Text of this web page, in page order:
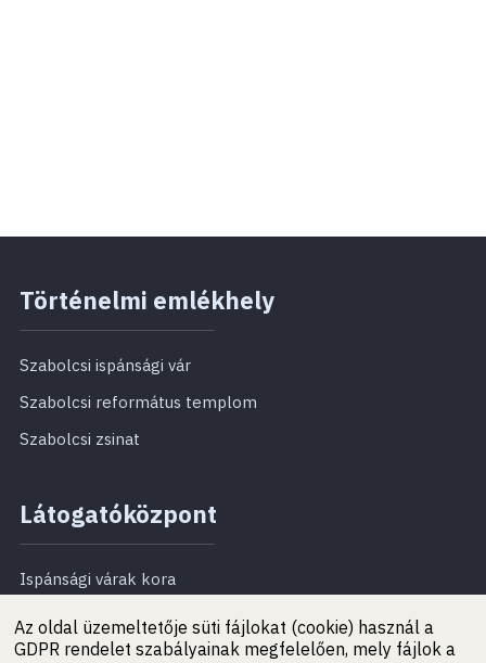
Az oldal üzemeltetője süti fájlokat (cookie) használ a
GDPR rendelet szabályainak megfelelően, mely fájlok a
Történelmi emlékhely
Szabolcsi ispánsági vár
Szabolcsi református templom
Szabolcsi zsinat
Látogatóközpont
Ispánsági várak kora
Református templom